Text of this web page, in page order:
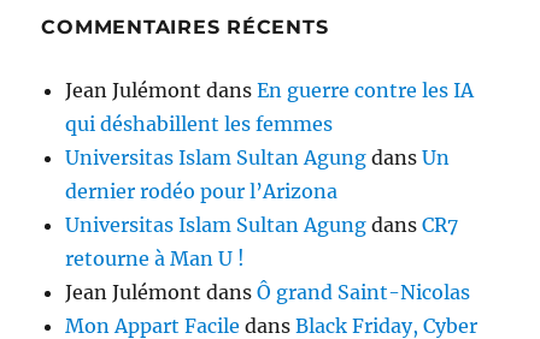
COMMENTAIRES RÉCENTS
Jean Julémont dansEn guerre contre les IA
qui déshabillent les femmes
Universitas Islam Sultan Agung dansUn
dernier rodéo pour l’Arizona
Universitas Islam Sultan Agung dansCR7
retourne à Man U !
Jean Julémont dansÔ grand Saint-Nicolas
Mon Appart Facile dansBlack Friday, Cyber